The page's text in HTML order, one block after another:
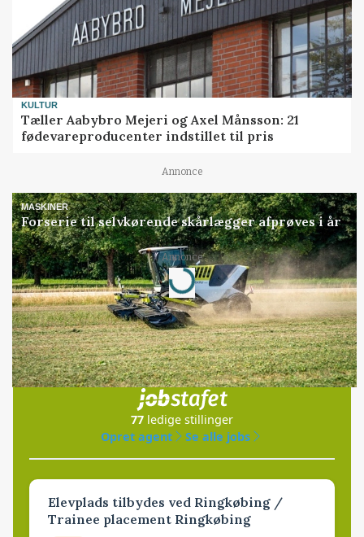
KULTUR
Tæller Aabybro Mejeri og Axel Månsson: 21
fødevareproducenter indstillet til pris
Annonce
MASKINER
Forserie til selvkørende skårlægger afprøves i år
Annonce
Loading...
Jobs
i samarbejde med
77 ledige stillinger
Opret agent
Se alle jobs
Elevplads tilbydes ved Ringkøbing /
Trainee placement Ringkøbing